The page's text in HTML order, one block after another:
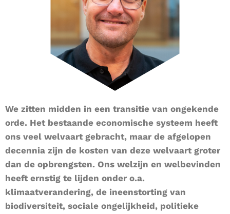
We zitten midden in een transitie van ongekende
orde. Het bestaande economische systeem heeft
ons veel welvaart gebracht, maar de afgelopen
decennia zijn de kosten van deze welvaart groter
dan de opbrengsten. Ons welzijn en welbevinden
heeft ernstig te lijden onder o.a.
klimaatverandering, de ineenstorting van
biodiversiteit, sociale ongelijkheid, politieke